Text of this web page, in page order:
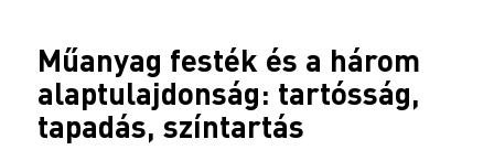
Műanyag festék és a három
alaptulajdonság: tartósság,
tapadás, színtartás